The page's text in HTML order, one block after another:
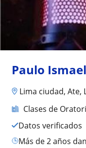
Paulo Ismael
Lima ciudad, Ate,
Clases de
Datos verificados
más de 2 años